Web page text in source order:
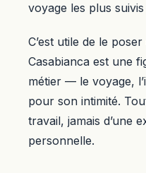
voyage les plus
C’est utile de le
Casabianca est une
métier — le voyage,
pour son intimité.
travail, jamais d’une
personnelle.